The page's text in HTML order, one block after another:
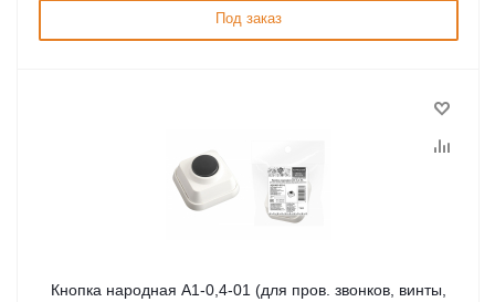
Под заказ
Кнопка народная А1-0,4-01 (для пров. звонков, винты,